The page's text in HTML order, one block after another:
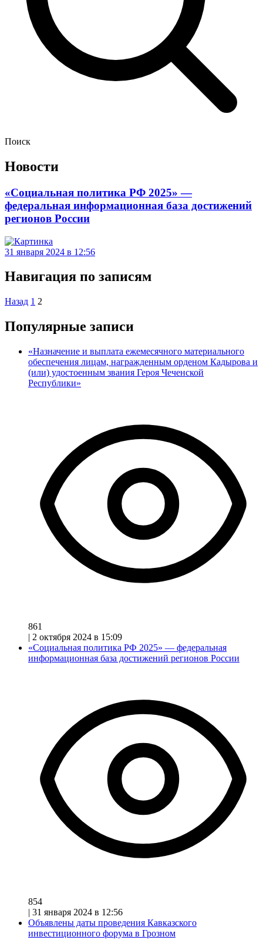
Поиск
Новости
«Социальная политика РФ 2025» —
федеральная информационная база достижений
регионов России
31 января 2024 в 12:56
Навигация по записям
Назад 1 2
Популярные записи
«Назначение и выплата ежемесячного материального
обеспечения лицам, награжденным орденом Кадырова и
(или) удостоенным звания Героя Чеченской
Республики»
861
| 2 октября 2024 в 15:09
«Социальная политика РФ 2025» — федеральная
информационная база достижений регионов России
854
| 31 января 2024 в 12:56
Объявлены даты проведения Кавказского
инвестиционного форума в Грозном